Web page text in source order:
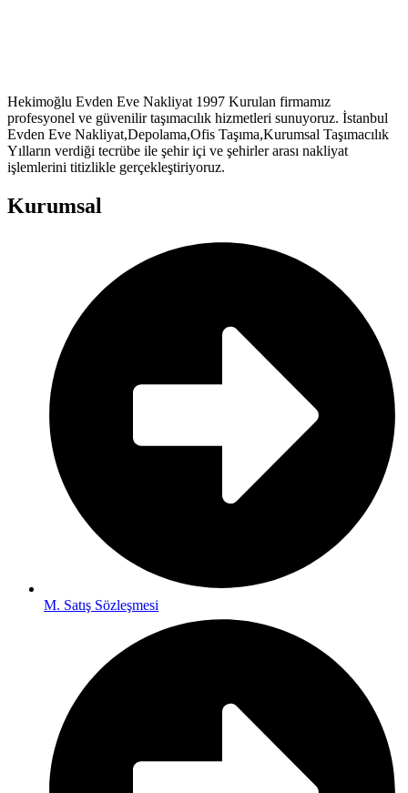
Hekimoğlu Evden Eve Nakliyat 1997 Kurulan firmamız
profesyonel ve güvenilir taşımacılık hizmetleri sunuyoruz. İstanbul
Evden Eve Nakliyat,Depolama,Ofis Taşıma,Kurumsal Taşımacılık
Yılların verdiği tecrübe ile şehir içi ve şehirler arası nakliyat
işlemlerini titizlikle gerçekleştiriyoruz.
Kurumsal
M. Satış Sözleşmesi